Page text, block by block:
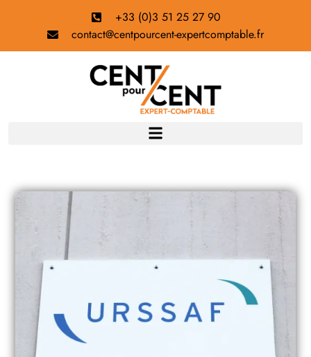
+33 (0)3 51 25 27 90
contact@centpourcent-expertcomptable.fr